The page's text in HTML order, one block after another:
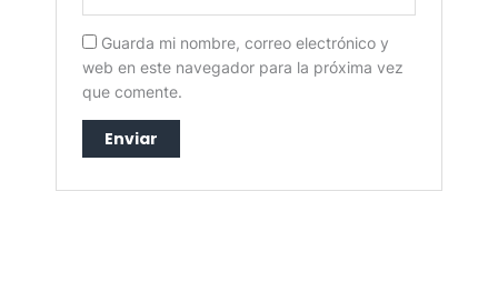
Guarda mi nombre, correo electrónico y
web en este navegador para la próxima vez
que comente.